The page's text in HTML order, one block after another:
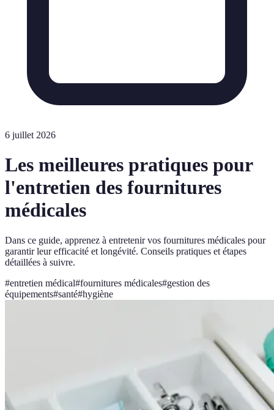
6 juillet 2026
Les meilleures pratiques pour
l'entretien des fournitures
médicales
Dans ce guide, apprenez à entretenir vos fournitures médicales pour
garantir leur efficacité et longévité. Conseils pratiques et étapes
détaillées à suivre.
#entretien médical#fournitures médicales#gestion des
équipements#santé#hygiène